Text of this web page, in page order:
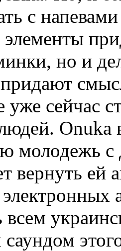
с
но и
уже сейчас
Onuka
молодежь с
вернуть ей
всем